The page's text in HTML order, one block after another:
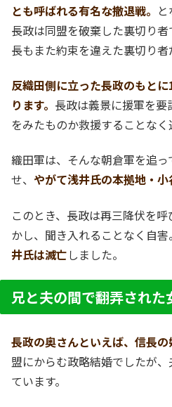
とも呼ばれる有名な撤退戦。
長政は同盟を破棄した裏切り
長もまた約束を違えた裏切り者
反織田側に立った長政のもと
ります。 長政は義景に援軍を
をみたものか救援することなく
織田軍は、そんな朝倉軍を追
せ、 やがて浅井氏の本拠地・
このとき、長政は再三降伏を
かし、聞き入れることなく自害。
井氏は滅亡しました。
兄と夫の間で翻弄された
長政の奥さんといえば、信長の
盟にからむ政略結婚でしたが
ています。